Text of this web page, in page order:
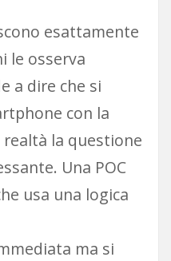
esattamente
le osserva
a dire che si
con la
la questione
Una POC
usa una logica
ma si